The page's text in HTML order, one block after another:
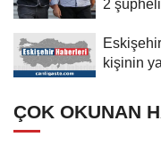
2
kişinin
ÇOK OKUNAN